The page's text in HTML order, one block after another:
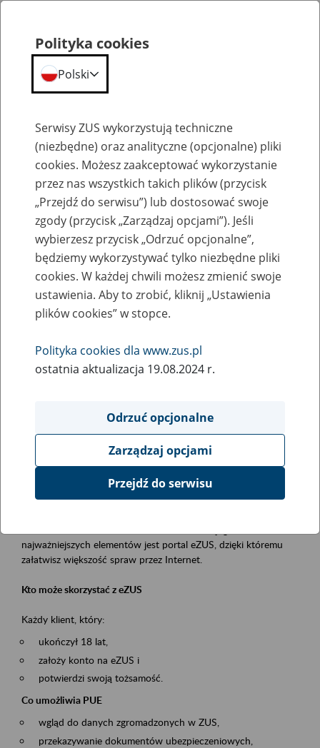
Szkolenia
Zaproś ZUS do siebie - zakładanie profili
eZUS w siedzibie Twojej firmy
Rodzaj wydarzenia
Szkolenia
Obszar merytoryczny
obsługa klientów
Opis wydarzenia
Platforma Usług Elektronicznych ZUS eZUS
najważniejszych elementów jest portal eZUS, dzięki któremu
załatwisz większość spraw przez Internet.
Kto może skorzystać z eZUS
Każdy klient, który:
ukończył 18 lat,
założy konto na eZUS i
potwierdzi swoją tożsamość.
Co umożliwia PUE
wgląd do danych zgromadzonych w ZUS,
przekazywanie dokumentów ubezpieczeniowych,
Polityka cookies
Polski
Serwisy ZUS wykorzystują techniczne
(niezbędne) oraz analityczne (opcjonalne) pliki
cookies. Możesz zaakceptować wykorzystanie
przez nas wszystkich takich plików (przycisk
„Przejdź do serwisu”) lub dostosować swoje
zgody (przycisk „Zarządzaj opcjami”). Jeśli
wybierzesz przycisk „Odrzuć opcjonalne”,
będziemy wykorzystywać tylko niezbędne pliki
cookies. W każdej chwili możesz zmienić swoje
ustawienia. Aby to zrobić, kliknij „Ustawienia
plików cookies” w stopce.
Polityka cookies dla www.zus.pl
ostatnia aktualizacja 19.08.2024 r.
Odrzuć opcjonalne
Zarządzaj opcjami
Przejdź do serwisu